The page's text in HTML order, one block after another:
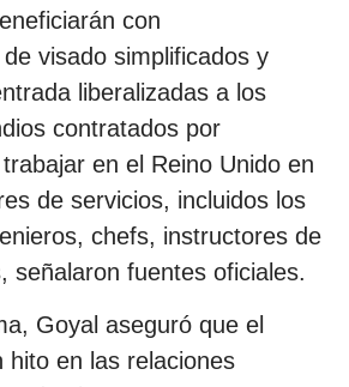
con
visado simplificados y
liberalizadas a los
contratados por
en el Reino Unido en
de servicios, incluidos los
chefs, instructores de
señalaron fuentes oficiales.
Goyal aseguró que el
hito en las relaciones